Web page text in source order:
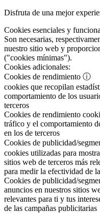
Disfruta de una mejor
Cookies esenciales y
Son necesarias,
nuestro sitio web y
("cookies mínimas").
Cookies adicionales:
Cookies de rendimiento ⓘ
cookies que recopilan
comportamiento de los
terceros
Cookies de rendimiento
tráfico y el comportamiento
en los de terceros
Cookies de publicidad/
cookies utilizadas para
sitios web de terceros más
para medir la efectividad de
Cookies de publicidad/
anuncios en nuestros sitios
relevantes para ti y tus
de las campañas publicitarias